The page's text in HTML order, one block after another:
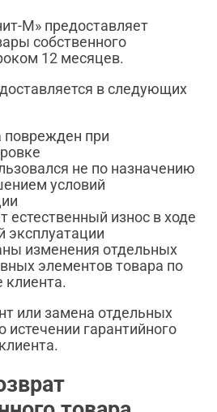
М» предоставляет
собственного
12 месяцев.
в следующих
поврежден при
не по назначению
условий
естественный износ в ходе
эксплуатации
изменения отдельных
элементов товара по
клиента.
или замена отдельных
истечении гарантийного